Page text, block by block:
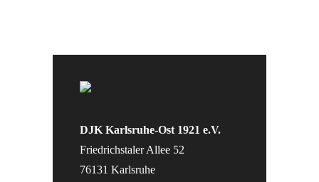
DJK Karlsruhe-Ost 1921 e.V.
Friedrichstaler Allee 52
76131 Karlsruhe